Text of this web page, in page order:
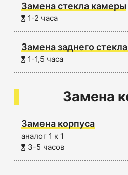
Замена стекла камеры
1-2 часа
Замена заднего
1-1,5 часа
Замена
Замена корпуса
аналог 1 к 1
3-5 часов